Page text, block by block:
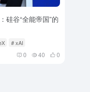
硅谷“全能帝国”的
# xAI
0 40 0